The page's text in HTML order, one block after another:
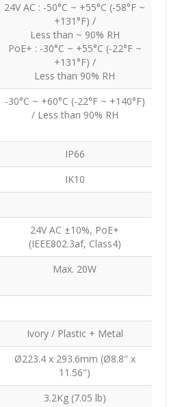
24V AC : -50°C ~ +55°C (-58°F ~
+131°F) /
Less than ~ 90% RH
PoE+ : -30°C ~ +55°C (-22°F ~
+131°F) /
Less than 90% RH
-30°C ~ +60°C (-22°F ~ +140°F)
/ Less than 90% RH
IP66
IK10
24V AC ±10%, PoE+
(IEEE802.3af, Class4)
Max. 20W
Ivory / Plastic + Metal
Ø223.4 x 293.6mm (Ø8.8" x
11.56")
3.2Kg (7.05 lb)